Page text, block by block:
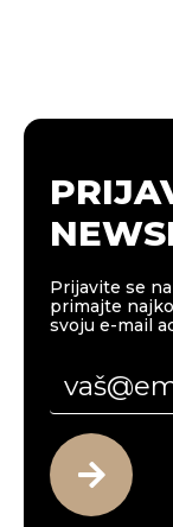
Prijavite se
primajte
svoju e-mail